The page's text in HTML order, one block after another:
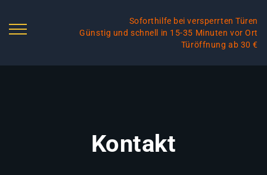
Soforthilfe bei versperrten Türen
Günstig und schnell in 15-35 Minuten vor Ort
Türöffnung ab 30 €
Kontakt